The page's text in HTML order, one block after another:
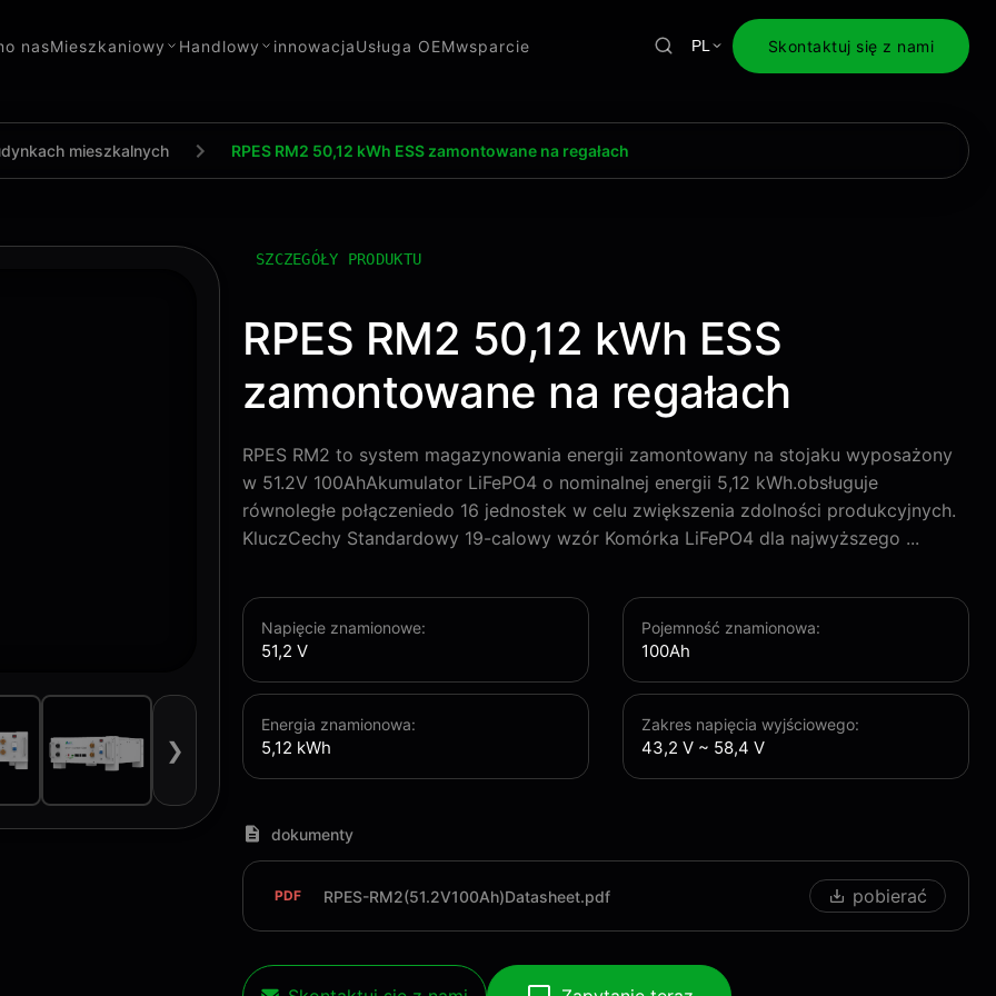
o nasMieszkaniowy Handlowy innowacjaUsługa OEMwsparcie PL Skontaktuj się z nami
mieszkalnych RPES RM2 50,12 kWh ESS zamontowane na regałach
❯
SZCZEGÓŁY PRODUKTU
RPES RM2 50,12 kWh ESS
zamontowane na regałach
RPES RM2 to system magazynowania energii zamontowany na stojaku wyposażony
w 51.2V 100AhAkumulator LiFePO4 o nominalnej energii 5,12 kWh.obsługuje
równoległe połączeniedo 16 jednostek w celu zwiększenia zdolności produkcyjnych.
KluczCechy Standardowy 19-calowy wzór Komórka LiFePO4 dla najwyższego ...
Napięcie znamionowe:
51,2 V
Pojemność znamionowa:
100Ah
Energia znamionowa:
5,12 kWh
Zakres napięcia wyjściowego:
43,2 V ~ 58,4 V
dokumenty
PDF RPES-RM2(51.2V100Ah)Datasheet.pdf pobierać